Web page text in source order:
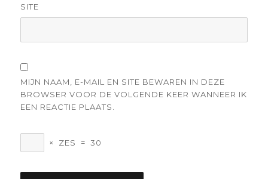
SITE
MIJN NAAM, E-MAIL EN SITE BEWAREN IN DEZE
BROWSER VOOR DE VOLGENDE KEER WANNEER IK
EEN REACTIE PLAATS.
× ZES = 30